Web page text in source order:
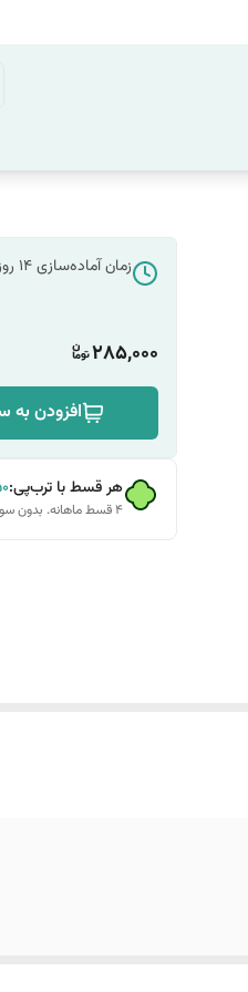
زمان آماده‌سازی14
285,000
افزودن به
هر قسط با ترب‌پی:
۴ قسط ماهانه. بدون سود، چک و ضامن.